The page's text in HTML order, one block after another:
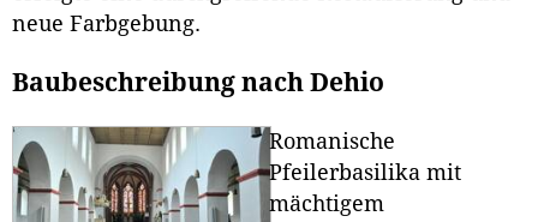
neue Farbgebung.
Baubeschreibung nach Dehio
Romanische
Pfeilerbasilika mit
mächtigem